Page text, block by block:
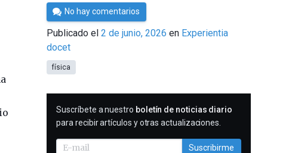
Por
César
Tomé
No hay comentarios
Publicado el2 de junio, 2026 en Experientia
docet
física
SUSCRIBIRME
Suscríbete a nuestro boletín de noticias diario
para recibir artículos y otras actualizaciones.
Suscribirme